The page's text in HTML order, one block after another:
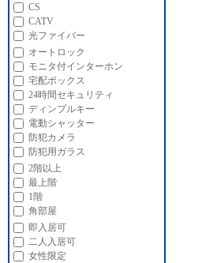
CS
CATV
光ファイバー
オートロック
モニタ付インターホン
宅配ボックス
24時間セキュリティ
ディンプルキー
電動シャッター
防犯カメラ
防犯用ガラス
2階以上
最上階
1階
角部屋
即入居可
二人入居可
女性限定